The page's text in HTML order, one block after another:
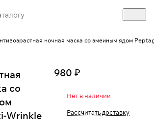
ночная маска со змеиным ядом
со
Wrinkle
980 ₽
Нет в наличии
Рассчитать доставку